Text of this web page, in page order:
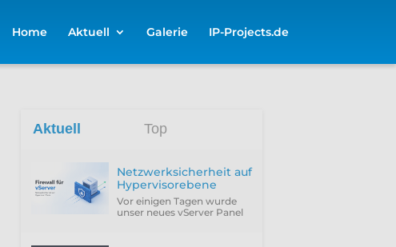
Home Aktuell Galerie IP-Projects.de
Aktuell Top
Netzwerksicherheit auf
Hypervisorebene
Vor einigen Tagen wurde
unser neues vServer Panel